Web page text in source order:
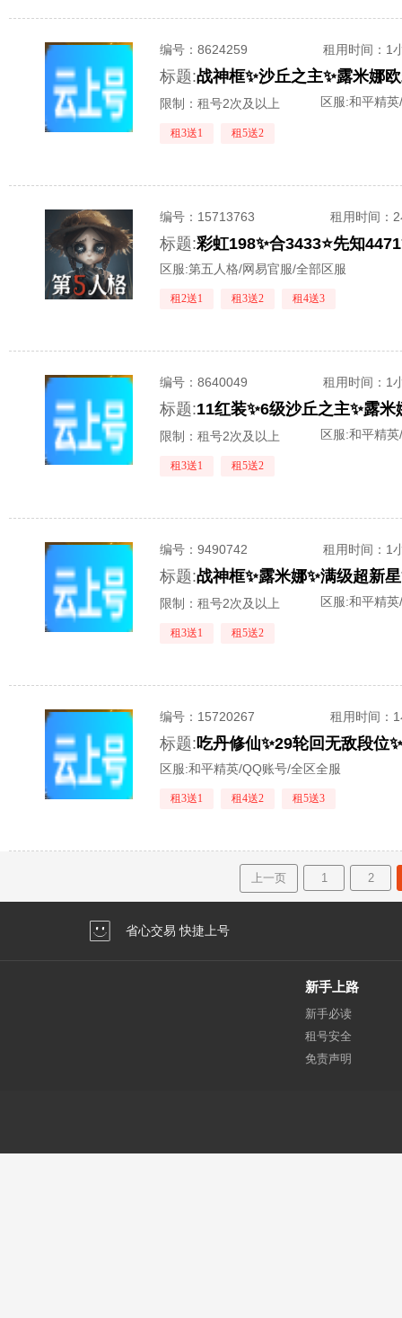
编号：8624259 租用时间 ：1
标题:
限制：租号2次及以上 区服:和平精
租3送1 租5送2
编号： 15713763 租用时间 ：
标题:彩虹198✨合3433⭐先知
区服:第五人格/网易官服/全部区服
租2送1 租3送2 租4送3
编号：8640049 租用时间 ：1
标题:
限制：租号2次及以上 区服:和平精
租3送1 租5送2
编号：9490742 租用时间 ：1
标题:
限制：租号2次及以上 区服:和平精
租3送1 租5送2
编号： 15720267 租用时间 ：
标题:吃丹修仙✨29轮回无敌段位
区服:和平精英/QQ账号/全区全服
租3送1 租4送2 租5送3
上一页 1 2
省心交易 快捷上号
新手上路
新手必读
租号安全
免责声明